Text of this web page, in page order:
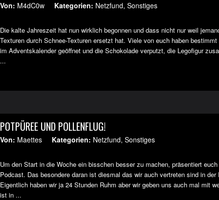
Von: M4dC0w Kategorien: Netzfund, Sonstiges
Die kalte Jahreszeit hat nun wirklich begonnen und dass nicht nur weil
Texturen durch Schnee-Texturen ersetzt hat. Viele von euch haben
im Adventskalender geöffnet und die Schokolade verputzt, die Legofigur
...
POTPÜREE UND POLLENFLUG!
Von: Maettes Kategorien: Netzfund, Sonstiges
Um den Start in die Woche ein bisschen besser zu machen, präsentiert
Podcast. Das besondere daran ist diesmal das wir auch vertreten sind in
Eigentlich haben wir ja 24 Stunden Ruhm aber wir geben uns auch mal mit
ist in ...